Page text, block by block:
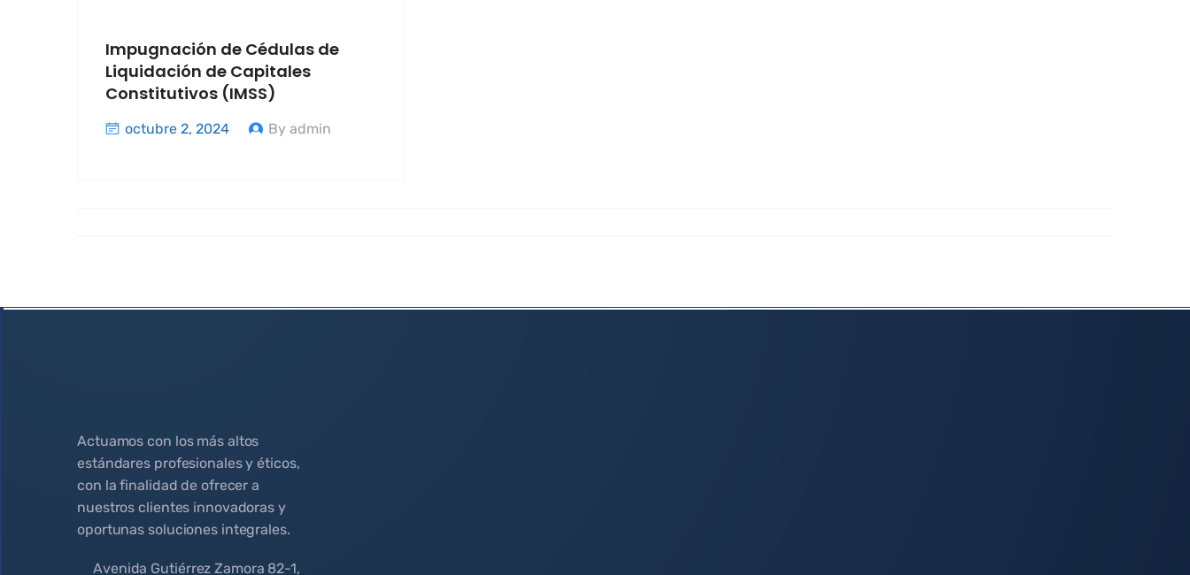
Impugnación de Cédulas de
Liquidación de Capitales
Constitutivos (IMSS)
octubre 2, 2024 By admin
Actuamos con los más altos
estándares profesionales y éticos,
con la finalidad de ofrecer a
nuestros clientes innovadoras y
oportunas soluciones integrales.
Avenida Gutiérrez Zamora 82-1,